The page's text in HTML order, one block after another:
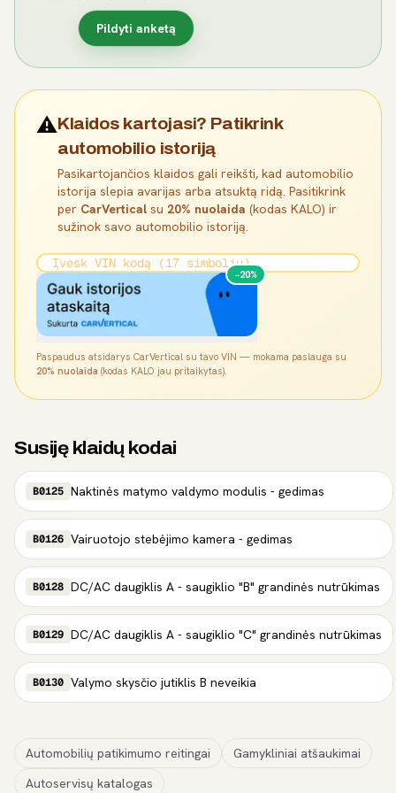
Pildyti anketą
⚠️Klaidos kartojasi? Patikrink
automobilio istoriją
Pasikartojančios klaidos gali reikšti, kad automobilio
istorija slepia avarijas arba atsuktą ridą. Pasitikrink
per CarVertical su 20% nuolaida (kodas KALO) ir
sužinok savo automobilio istoriją.
−20%
Paspaudus atsidarys CarVertical su tavo VIN — mokama paslauga su
20% nuolaida (kodas KALO jau pritaikytas).
Susiję klaidų kodai
B0125 Naktinės matymo valdymo modulis - gedimas
B0126 Vairuotojo stebėjimo kamera - gedimas
B0128 DC/AC daugiklis A - saugiklio "B" grandinės nutrūkimas
B0129 DC/AC daugiklis A - saugiklio "C" grandinės nutrūkimas
B0130 Valymo skysčio jutiklis B neveikia
Automobilių patikimumo reitingai
Gamykliniai atšaukimai
Autoservisų katalogas